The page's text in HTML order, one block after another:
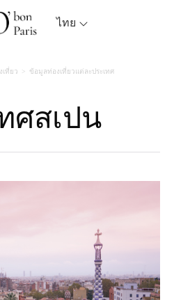
ไทย
เที่ยว ข้อมูลท่องเที่ยวแต่ละประเทศ
ทศสเปน